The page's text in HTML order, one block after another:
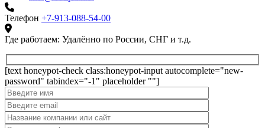
Телефон +7-913-088-54-00
Где работаем: Удалённо по России, СНГ и т.д.
[text honeypot-check class:honeypot-input autocomplete="new-
password" tabindex="-1" placeholder ""]